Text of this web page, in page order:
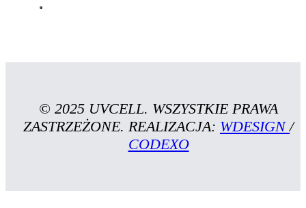
© 2025 UVCELL. WSZYSTKIE PRAWA
ZASTRZEŻONE. REALIZACJA: WDESIGN/
CODEXO